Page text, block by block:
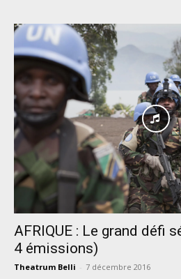
AFRIQUE : Le grand défi
4 émissions)
Theatrum Belli - 7 décembre 2016